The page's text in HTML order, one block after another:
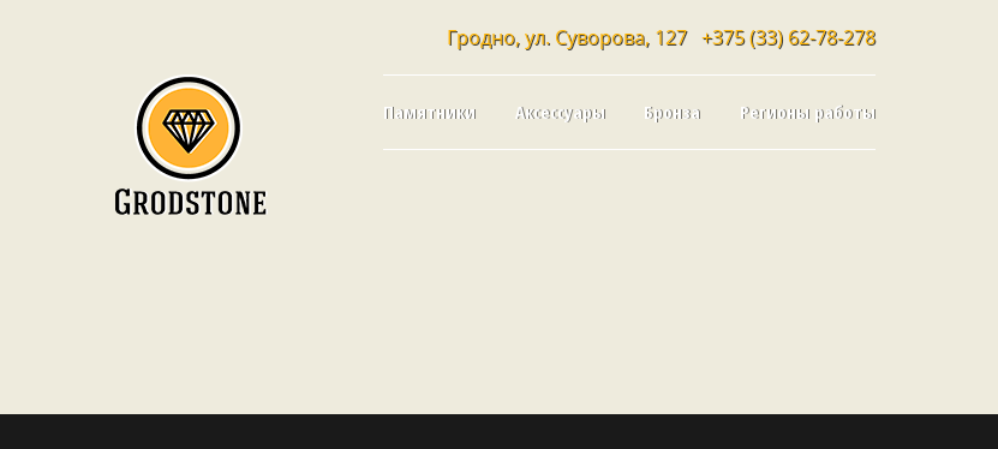
Гродно, ул. Суворова, 127 +375 (33) 62-78-278
Памятники Аксессуары Бронза Регионы работы